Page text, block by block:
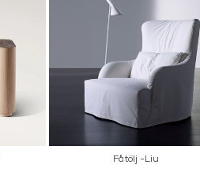
Fåtölj -Liu